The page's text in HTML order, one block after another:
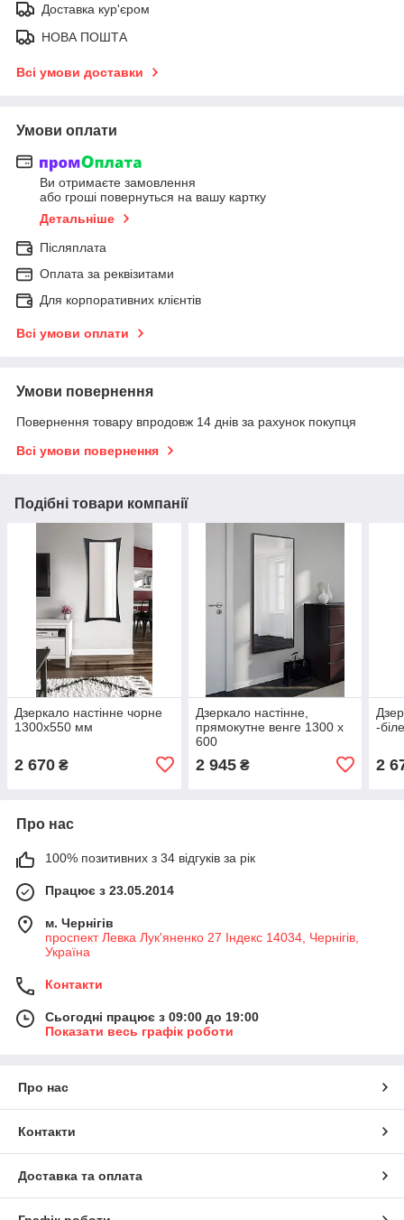
Доставка кур'єром
НОВА ПОШТА
Всі умови доставки
Умови оплати
Ви отримаєте замовлення
або гроші повернуться на вашу картку
Детальніше
Післяплата
Оплата за реквізитами
Для корпоративних клієнтів
Всі умови оплати
Умови повернення
Повернення товару впродовж 14 днів за рахунок покупця
Всі умови повернення
Подібні товари компанії
Дзеркало настінне чорне
1300х550 мм
2 670 ₴
Дзеркало настінне,
прямокутне венге 1300 х
600
2 945₴
-
2
Про нас
100% позитивних з 34 відгуків за рік
Працює з 23.05.2014
м. Чернігів
проспект Левка Лук'яненко 27 Індекс 14034, Чернігів,
Україна
Контакти
Сьогодні працює з 09:00 до 19:00
Показати весь графік роботи
Про нас
Контакти
Доставка та оплата